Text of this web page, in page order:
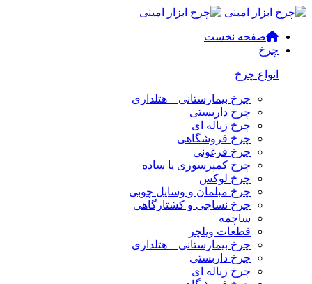
صفحه نخست
چرخ
انواع چرخ
چرخ بیمارستانی – هتلداری
چرخ داربستی
چرخ زباله ای
چرخ فروشگاهی
چرخ فرغونی
چرخ کمپرسوری یا ساده
چرخ لوکس
چرخ مبلمان و وسایل چوبی
چرخ نساجی و کشتارگاهی
ساچمه
قطعات ویلچر
چرخ بیمارستانی – هتلداری
چرخ داربستی
چرخ زباله ای